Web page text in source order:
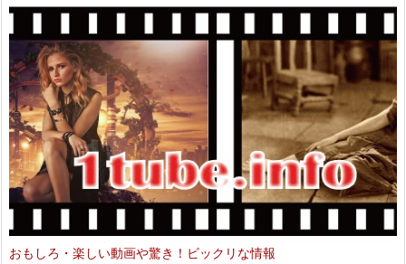
おもしろ・楽しい動画や驚き！ビックリな情報